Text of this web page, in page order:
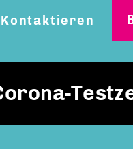
Kontaktieren